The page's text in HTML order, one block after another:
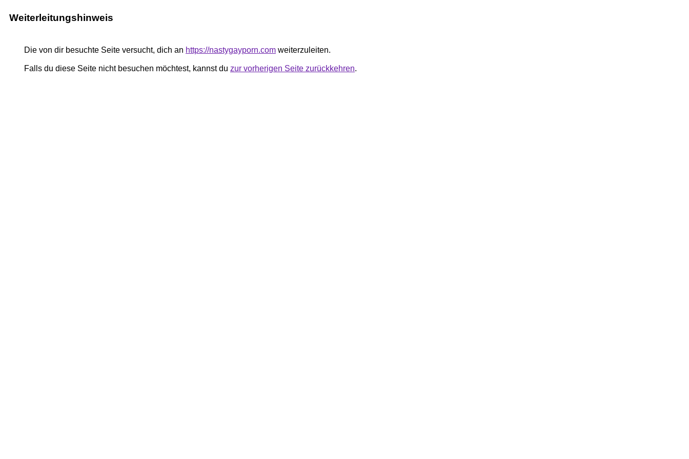
Weiterleitungshinweis
Die von dir besuchte Seite versucht, dich an https://nastygayporn.com weiterzuleiten.
Falls du diese Seite nicht besuchen möchtest, kannst du zur vorherigen Seite zurückkehren.